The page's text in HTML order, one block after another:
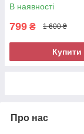
В наявності
799 ₴ 1 600 ₴
Купити
Про нас